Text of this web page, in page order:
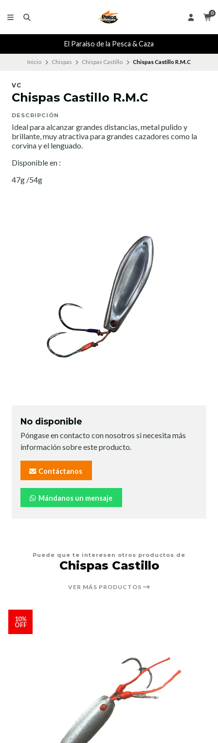
0
El Paraiso de la Pesca & Caza
Inicio Chispas Chispas Castillo Chispas Castillo R.M.C
VC
Chispas Castillo R.M.C
DESCRIPCIÓN
Ideal para alcanzar grandes distancias, metal pulido y
brillante, muy atractiva para grandes cazadores como la
corvina y el lenguado.
Disponible en :
47g /54g
No disponible
Póngase en contacto con nosotros si necesita más
información sobre este producto.
Contáctanos
Mándanos un mensaje
Puede que te interesen otros productos de
Chispas Castillo
VER MÁS PRODUCTOS
10%
OFF